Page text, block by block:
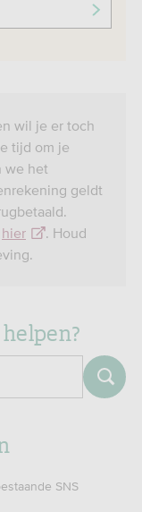
wil je er toch
tijd om je
we het
geldt
hier
. Houd
Zoeken
SNS